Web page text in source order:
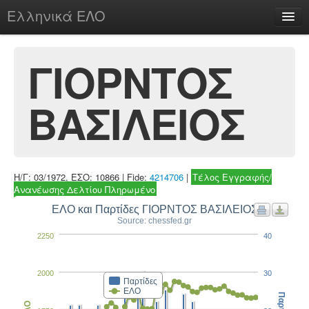
Ελληνικά ΕΛΟ
chesstu.be @ discord
Login
ΓΙΟΡΝΤΟΣ
ΒΑΣΙΛΕΙΟΣ
Η/Γ: 03/1972, ΕΣΟ: 10866 | Fide: 4214706 | Τέλος Εγγραφής/
Ανανέωσης Δελτίου Πληρωμένο
ΕΛΟ και Παρτίδες ΓΙΟΡΝΤΟΣ ΒΑΣΙΛΕΙΟΣ
Source: chessfed.gr
Παρτίδες
ΕΛΟ
2000
2250
30
40